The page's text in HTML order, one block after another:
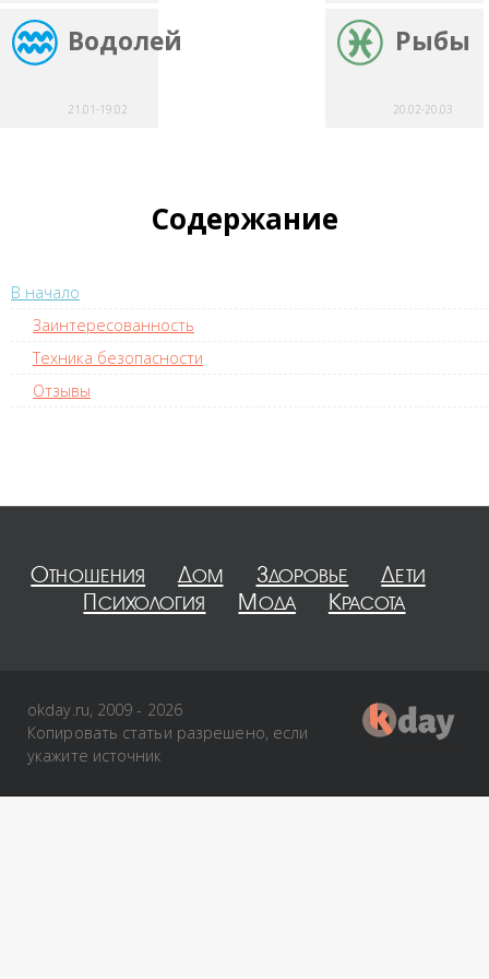
Водолей
21.01-19.02
Рыбы
20.02-20.03
Содержание
В начало
Заинтересованность
Техника безопасности
Отзывы
Отношения Дом Здоровье
Дети
Психология
Мода Красота
okday.ru, 2009 - 2026
Копировать статьи разрешено, если
укажите источник